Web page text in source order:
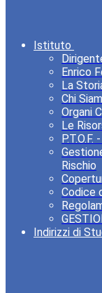
Istituto
Enrico
La
Chi
Organi
Le
Rischio
Codice
Indirizzi di